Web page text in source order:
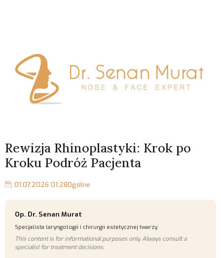
Rewizja Rhinoplastyki: Krok po
Kroku Podróż Pacjenta
01.07.2026 01:28Ogólne
Op. Dr. Senan Murat
Specjalista laryngologii i chirurgii estetycznej twarzy.
This content is for informational purposes only. Always consult a
specialist for treatment decisions.